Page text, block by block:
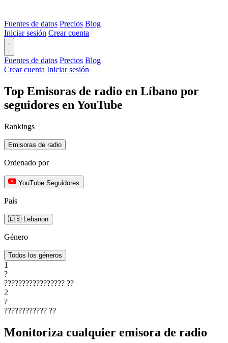
Fuentes de datos Precios Blog
Iniciar sesión Crear cuenta
Fuentes de datos Precios Blog
Crear cuenta Iniciar sesión
Top Emisoras de radio en Líbano por
seguidores en YouTube
Rankings
Emisoras de radio
Ordenado por
YouTube Seguidores
País
🇱🇧 Lebanon
Género
Todos los géneros
1
?
????????????????? ??
2
?
???????????? ??
Monitoriza cualquier emisora de radio